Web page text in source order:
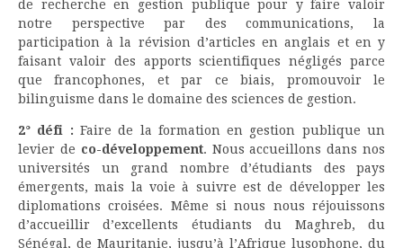
de recherche en gestion publique pour y faire valoir
notre perspective par des communications, la
participation à la révision d’articles en anglais et en y
faisant valoir des apports scientifiques négligés parce
que francophones, et par ce biais, promouvoir le
bilinguisme dans le domaine des sciences de gestion.
2° défi : Faire de la formation en gestion publique un
levier de co-développement. Nous accueillons dans nos
universités un grand nombre d’étudiants des pays
émergents, mais la voie à suivre est de développer les
diplomations croisées. Même si nous nous réjouissons
d’accueillir d’excellents étudiants du Maghreb, du
Sénégal, de Mauritanie, jusqu’à l’Afrique lusophone, du